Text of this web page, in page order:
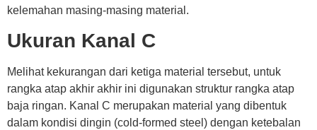
kelemahan masing-masing material.
Ukuran Kanal C
Melihat kekurangan dari ketiga material tersebut, untuk
rangka atap akhir akhir ini digunakan struktur rangka atap
baja ringan. Kanal C merupakan material yang dibentuk
dalam kondisi dingin (cold-formed steel) dengan ketebalan